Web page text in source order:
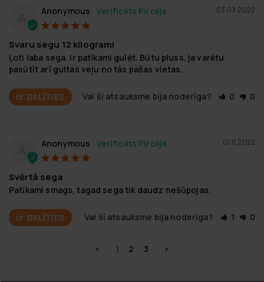
03.03.2022
Anonymous
Svaru segu 12 kilogrami
Ļoti laba sega. Ir patīkami gulēt. Būtu pluss, ja varētu
pasūtīt arī gultas veļu no tās pašas vietas.
DALĪTIES Vai šī atsauksme bija noderīga? 0 0
01.11.2022
Anonymous
Svērtā sega
Patīkami smags, tagad sega tik daudz nešūpojas.
DALĪTIES Vai šī atsauksme bija noderīga? 1 0
< 1 2 3 >